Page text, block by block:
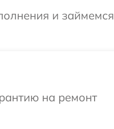
и займемся
на ремонт